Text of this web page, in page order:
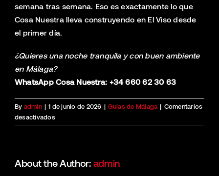
semana tras semana. Eso es exactamente lo que
Cosa Nuestra lleva construyendo en El Viso desde
el primer día.
¿Quieres una noche tranquila y con buen ambiente
en Málaga?
WhatsApp Cosa Nuestra: +34 660 62 30 63
By admin | 1 de junio de 2026 | Guías de Málaga | Comentarios
desactivadosen
Discoteca
buen
About the Author: admin